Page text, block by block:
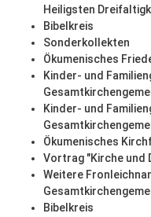
Heiligsten
Bibelkreis
Sonderkollekten
Ökumenisches
Kinder- und
Kinder- und
Ökumenisches
Vortrag "Kirche und
Weitere
Bibelkreis